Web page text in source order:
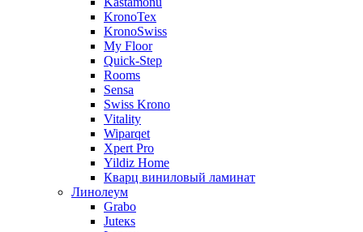
KronoTex
KronoSwiss
My Floor
Quick-Step
Rooms
Sensa
Swiss Krono
Vitality
Wiparqet
Xpert Pro
Yildiz Home
Кварц виниловый ламинат
Линолеум
Grabo
Juteкs